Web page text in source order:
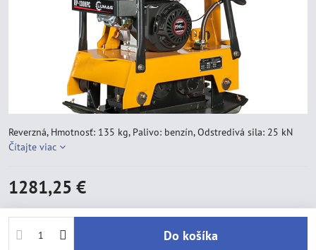
Reverzná, Hmotnosť: 135 kg, Palivo: benzín, Odstredivá sila: 25 kN
Čítajte viac
1281,25 €
Do košíka